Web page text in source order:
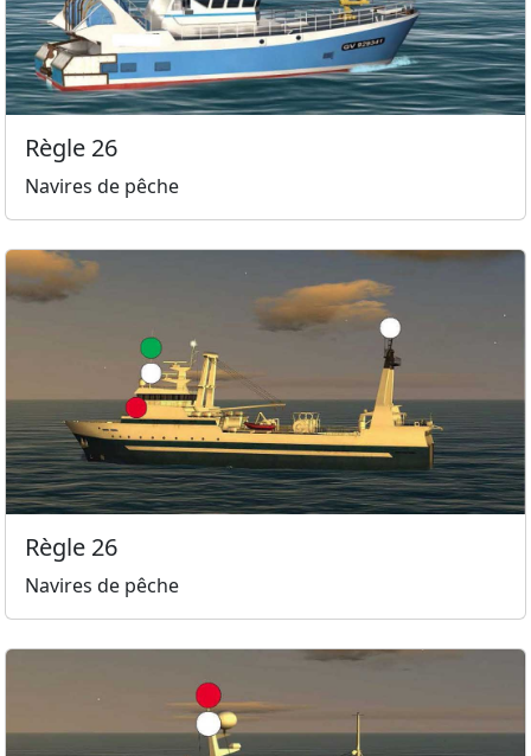
Règle 26
Navires de pêche
Règle 26
Navires de pêche